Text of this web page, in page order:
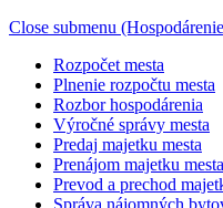
Close submenu
Rozpočet mesta
Plnenie rozpočtu mesta
Rozbor hospodárenia
Výročné správy mesta
Predaj majetku mesta
Prenájom majetku mesta
Prevod a prechod
Správa nájomných